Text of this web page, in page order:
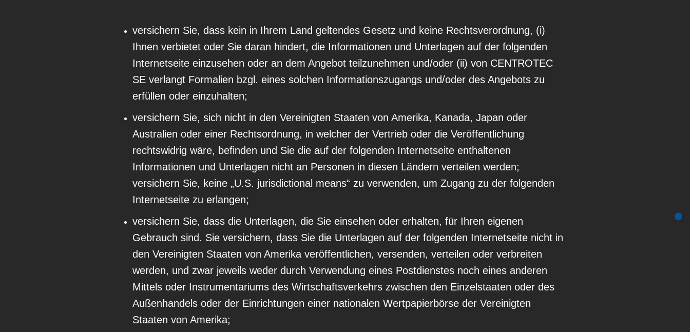
versichern Sie, dass kein in Ihrem Land geltendes Gesetz und keine Rechtsverordnung, (i)
Ihnen verbietet oder Sie daran hindert, die Informationen und Unterlagen auf der folgenden
Internetseite einzusehen oder an dem Angebot teilzunehmen und/oder (ii) von CENTROTEC
SE verlangt Formalien bzgl. eines solchen Informationszugangs und/oder des Angebots zu
erfüllen oder einzuhalten;
versichern Sie, sich nicht in den Vereinigten Staaten von Amerika, Kanada, Japan oder
Australien oder einer Rechtsordnung, in welcher der Vertrieb oder die Veröffentlichung
rechtswidrig wäre, befinden und Sie die auf der folgenden Internetseite enthaltenen
Informationen und Unterlagen nicht an Personen in diesen Ländern verteilen werden;
versichern Sie, keine „U.S. jurisdictional means“ zu verwenden, um Zugang zu der folgenden
Internetseite zu erlangen;
versichern Sie, dass die Unterlagen, die Sie einsehen oder erhalten, für Ihren eigenen
Gebrauch sind. Sie versichern, dass Sie die Unterlagen auf der folgenden Internetseite nicht in
den Vereinigten Staaten von Amerika veröffentlichen, versenden, verteilen oder verbreiten
werden, und zwar jeweils weder durch Verwendung eines Postdienstes noch eines anderen
Mittels oder Instrumentariums des Wirtschaftsverkehrs zwischen den Einzelstaaten oder des
Außenhandels oder der Einrichtungen einer nationalen Wertpapierbörse der Vereinigten
Staaten von Amerika;